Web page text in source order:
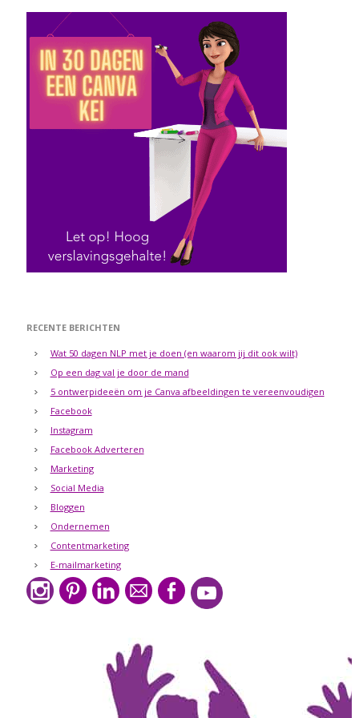
RECENTE BERICHTEN
Wat 50 dagen NLP met je doen (en waarom jij dit ook wilt)
Op een dag val je door de mand
5 ontwerpideeën om je Canva afbeeldingen te vereenvoudigen
Facebook
Instagram
Facebook Adverteren
Marketing
Social Media
Bloggen
Ondernemen
Contentmarketing
E-mailmarketing